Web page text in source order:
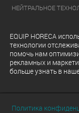
НЕЙТРАЛЬНОЕ
ХОЛОДИЛЬНОЕ
ОБОРУДОВАНИЕ ДЛЯ
МОЕЧНОЕ
Политика
EQUIP HORECA
технологии
помочь нам
рекламных и
больше узнать в